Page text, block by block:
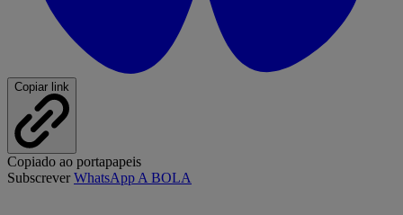
Copiar link
Copiado ao portapapeis
SubscreverWhatsApp A BOLA